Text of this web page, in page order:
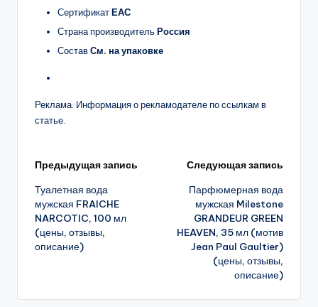
СертификатЕАС
Страна производительРоссия
СоставСм. на упаковке
Реклама. Информация о рекламодателе по ссылкам в
статье.
Навигация
записи
Предыдущая запись
Туалетная вода
мужская FRAICHE
NARCOTIC, 100 мл
(цены, отзывы,
описание)
Следующая запись
Парфюмерная вода
мужская Milestone
GRANDEUR GREEN
HEAVEN, 35 мл (мотив
Jean Paul Gaultier)
(цены, отзывы,
описание)